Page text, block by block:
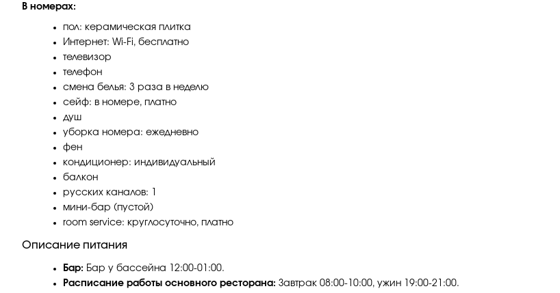
В номерах:
пол: керамическая плитка
Интернет: Wi-Fi, бесплатно
телевизор
телефон
смена белья: 3 раза в неделю
сейф: в номере, платно
душ
уборка номера: ежедневно
фен
кондиционер: индивидуальный
балкон
русских каналов: 1
мини-бар (пустой)
room service: круглосуточно, платно
Описание питания
Бар: Бар у бассейна 12:00-01:00.
Расписание работы основного ресторана: Завтрак 08:00-10:00, ужин 19:00-21:00.